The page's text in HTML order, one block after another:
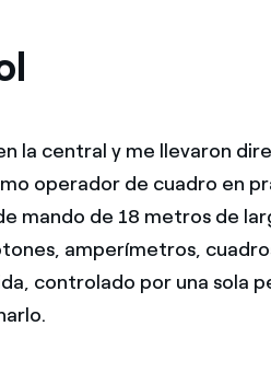
la central y me llevaron
operador de cuadro en
mando de 18 metros de
amperímetros,
controlado por una sola